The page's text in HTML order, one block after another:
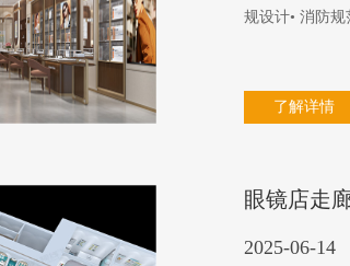
规设计• 消防
了解详情
眼镜店走
2025-06-14